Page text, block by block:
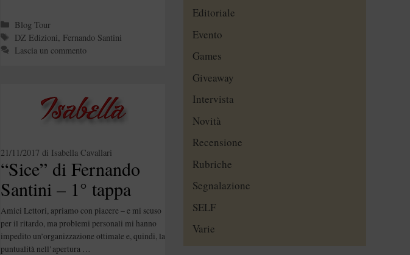
Categorie
Blog Tour
Tag
DZ Edizioni Fernando Santini
Lascia un commento
“Sice” di Fernando
Santini – 1° tappa
[Blogtour]
21/11/2017 di Isabella Cavallari
Amici Lettori, apriamo con piacere – e mi scuso
per il ritardo, ma problemi personali mi hanno
impedito un’organizzazione ottimale e, quindi, la
puntualità nell’apertura …
Editoriale
Evento
Games
Giveaway
Intervista
Novità
Recensione
Rubriche
Segnalazione
SELF
Varie